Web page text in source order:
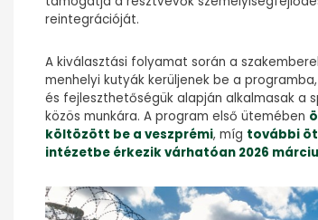
reintegrációját.
A kiválasztási folyamat során a
menhelyi kutyák kerüljenek be a
és fejleszthetőségük alapján alkalmasak
közös munkára. A program első ütemében
költözött be a veszprémi, míg további
intézetbe érkezik várhatóan 2026